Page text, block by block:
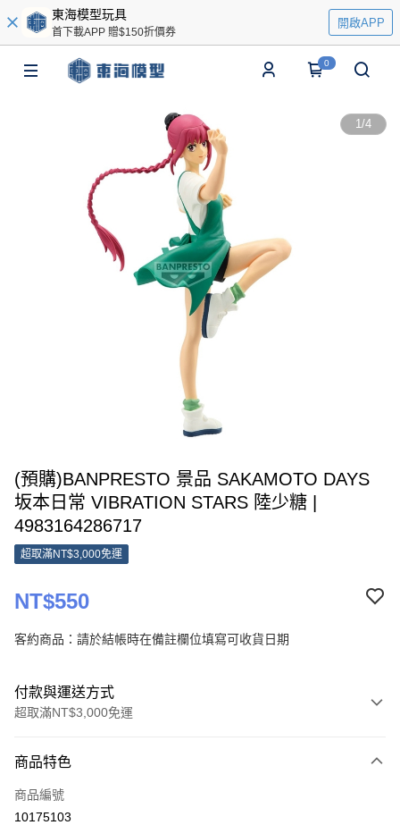
東海模型玩具
首下載APP 贈$150折價券
開啟APP
0
1/4
(預購)BANPRESTO 景品 SAKAMOTO DAYS
坂本日常 VIBRATION STARS 陸少糖 |
4983164286717
超取滿NT$3,000免運
NT$550
客約商品：請於結帳時在備註欄位填寫可收貨日期
付款與運送方式
超取滿NT$3,000免運
信用卡一次付款
超商取貨付款
商品特色
商品編號
10175103